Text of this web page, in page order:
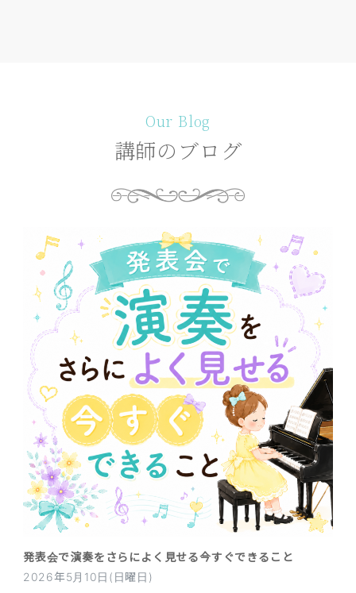
Our Blog
講師のブログ
発表会で演奏をさらによく見せる今すぐできること
2026年5月10日(日曜日)